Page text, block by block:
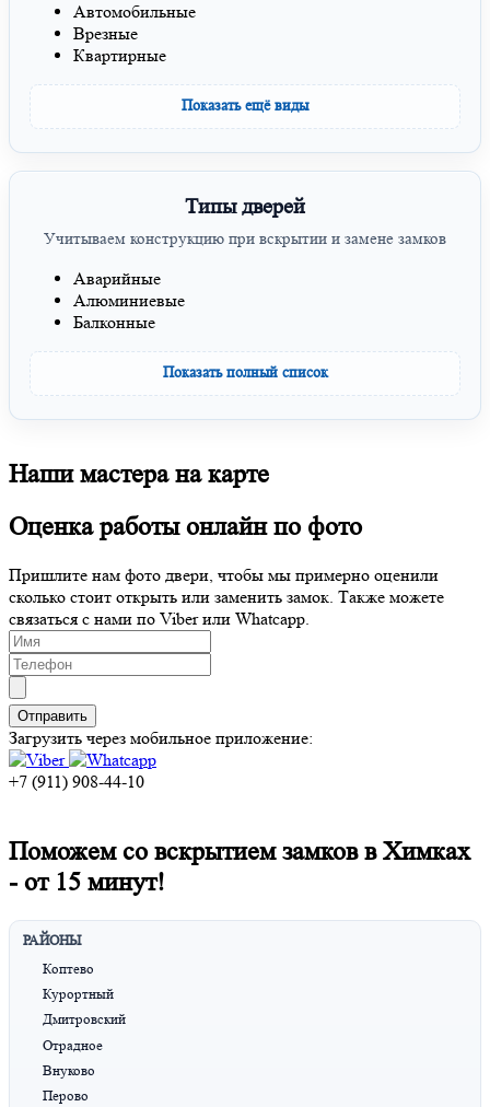
Автомобильные
Врезные
Квартирные
Показать ещё виды
Типы дверей
Учитываем конструкцию при вскрытии и замене замков
Аварийные
Алюминиевые
Балконные
Показать полный список
Наши мастера на карте
Оценка работы онлайн по фото
Пришлите нам фото двери, чтобы мы примерно оценили
сколько стоит открыть или заменить замок. Также можете
связаться с нами по Viber или Whatcapp.
Загрузить через мобильное приложение:
+7 (911) 908-44-10
Поможем со вскрытием замков в Химках
- от 15 минут!
РАЙОНЫ
Коптево
Курортный
Дмитровский
Отрадное
Внуково
Перово